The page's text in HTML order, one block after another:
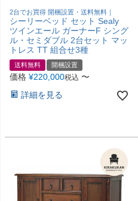
2台でお買得 開梱設置・送料無料｜
シーリーベッド セット Sealy
ツインエール ガーナーF シング
ル・セミダブル 2台セット マッ
トレス TT 組合せ3種
送料無料 開梱設置
価格 ¥220,000税込 〜
詳細を見る